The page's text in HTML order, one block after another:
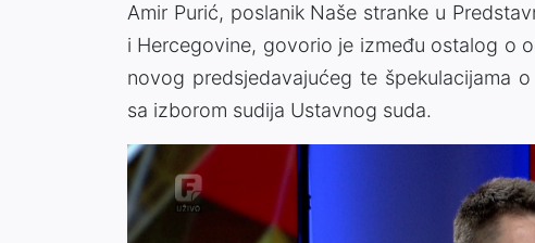
Amir Purić, poslanik Naše stranke u
i Hercegovine, govorio je između ostalog o
novog predsjedavajućeg te špekulacijama
sa izborom sudija Ustavnog suda.